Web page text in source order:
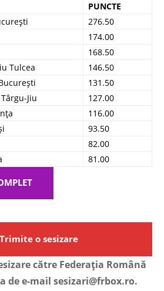
PUNCTE
276.50
174.00
168.50
Tulcea
146.50
131.50
Jiu
127.00
116.00
93.50
82.00
81.00
Trimite o sesizare
către Federația Română
de e-mail sesizari@frbox.ro.